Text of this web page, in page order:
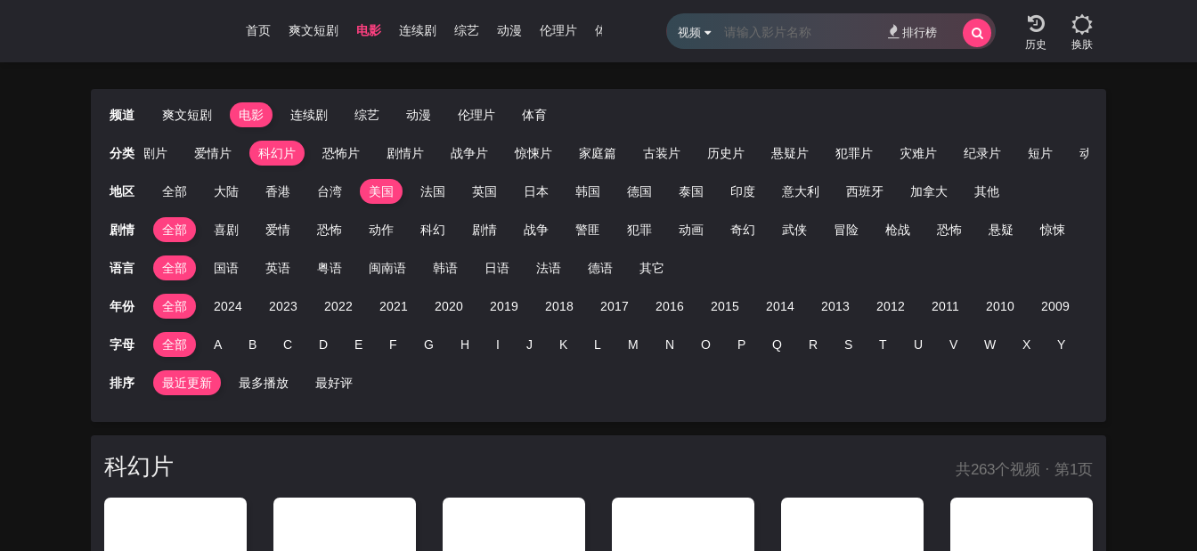
首页 爽文短剧 电影 连续剧 综艺 动漫 伦理片 体育 最近更新 排行榜 留言报错
换肤
视频 排行榜
频道 爽文短剧 电影 连续剧 综艺 动漫 伦理片 体育
分类喜剧片 爱情片 科幻片 恐怖片 剧情片 战争片 惊悚片 家庭篇 古装片 历史片 悬疑片 犯罪片 灾难片 纪录片 短片 动画片
地区 全部 大陆 香港 台湾 美国 法国 英国 日本 韩国 德国 泰国 印度 意大利 西班牙 加拿大 其他
剧情 全部 喜剧 爱情 恐怖 动作 科幻 剧情 战争 警匪 犯罪 动画 奇幻 武侠 冒险 枪战 恐怖 悬疑 惊悚
语言 全部 国语 英语 粤语 闽南语 韩语 日语 法语 德语 其它
年份 全部 2024 2023 2022 2021 2020 2019 2018 2017 2016 2015 2014 2013 2012 2011 2010 2009
字母 全部 A B C D E F G H I J K L M N O P Q R S T U V W X Y
排序 最近更新 最多播放 最好评
科幻片 共263个视频 · 第1页